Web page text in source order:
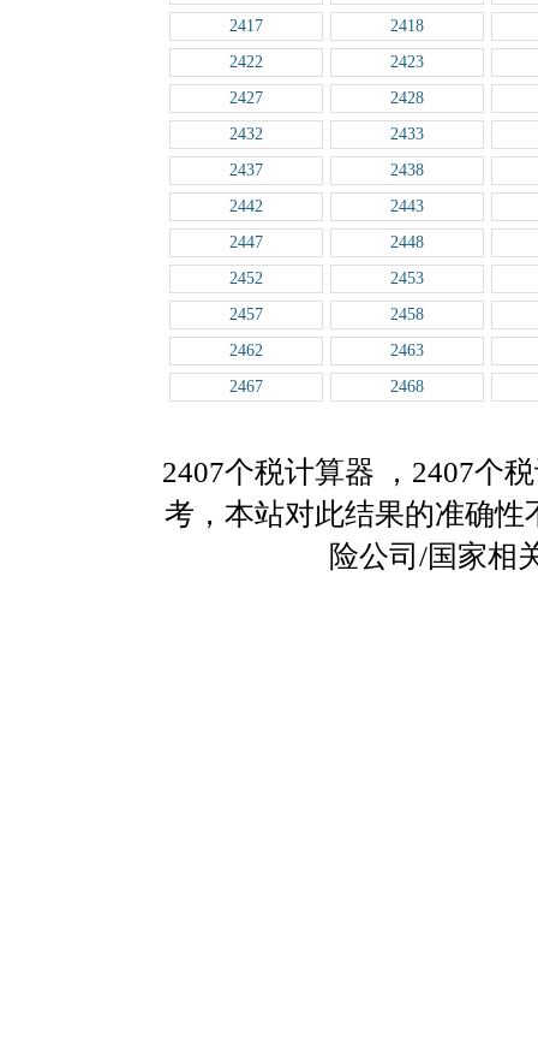
2417
2418
2422
2423
2427
2428
2432
2433
2437
2438
2442
2443
2447
2448
2452
2453
2457
2458
2462
2463
2467
2468
2407个税计算器
，2407个
考，本站对此结果的准确
险公司/国家相